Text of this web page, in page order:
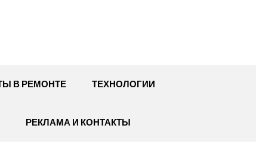
В РЕМОНТЕ ТЕХНОЛОГИИ
РЕКЛАМА И КОНТАКТЫ